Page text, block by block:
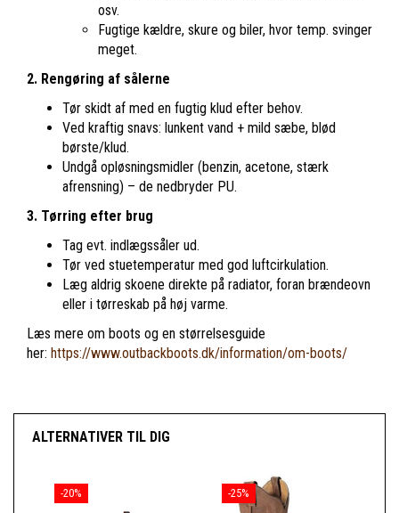
osv.
Fugtige kældre, skure og biler, hvor temp. svinger
meget.
2. Rengøring af sålerne
Tør skidt af med en fugtig klud efter behov.
Ved kraftig snavs: lunkent vand + mild sæbe, blød
børste/klud.
Undgå opløsningsmidler (benzin, acetone, stærk
afrensning) – de nedbryder PU.
3. Tørring efter brug
Tag evt. indlægssåler ud.
Tør ved stuetemperatur med god luftcirkulation.
Læg aldrig skoene direkte på radiator, foran brændeovn
eller i tørreskab på høj varme.
Læs mere om boots og en størrelsesguide
her: https://www.outbackboots.dk/information/om-boots/
ALTERNATIVER TIL DIG
-20% -25%